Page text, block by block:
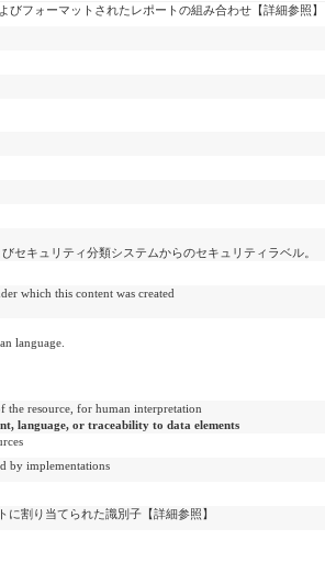
フォーマットされたレポートの組み合わせ【詳細参照】
セキュリティ分類システムからのセキュリティラベル。
which this content was created
language.
resource, for human interpretation
language, or traceability to data elements
by implementations
割り当てられた識別子【詳細参照】